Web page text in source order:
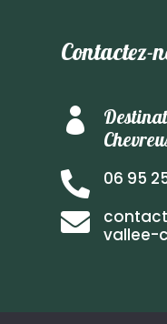
Contactez-

 06 95

vallee-